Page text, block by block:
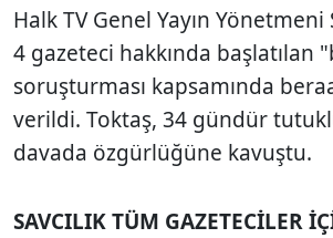
Halk TV Genel Yayın
4 gazeteci hakkında başlatılan
soruşturması kapsamında
verildi. Toktaş, 34 gündür
davada özgürlüğüne kavuştu.
SAVCILIK TÜM GAZETECİLER